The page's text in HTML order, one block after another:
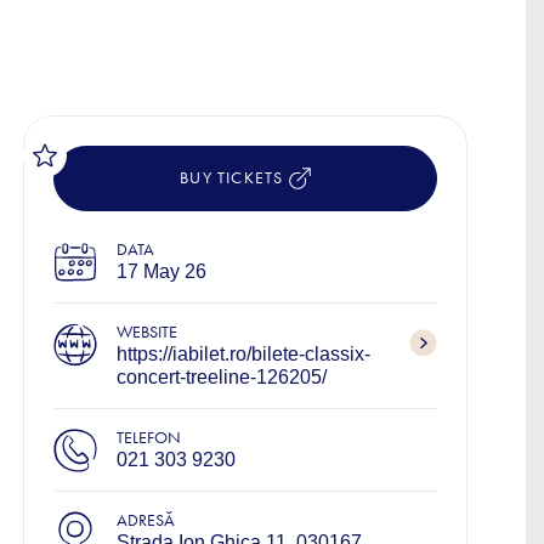
BUY TICKETS
DATA
17 May 26
WEBSITE
https://iabilet.ro/bilete-classix-
concert-treeline-126205/
TELEFON
021 303 9230
ADRESĂ